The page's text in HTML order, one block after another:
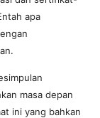
apa
masa depan
ini yang bahkan